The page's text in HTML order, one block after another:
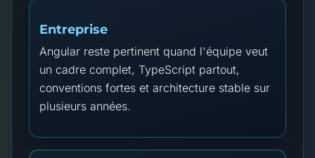
Entreprise
Angular reste pertinent quand l'équipe veut
un cadre complet, TypeScript partout,
conventions fortes et architecture stable sur
plusieurs années.